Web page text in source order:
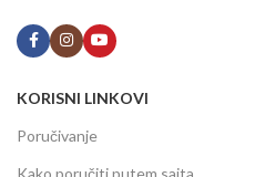
KORISNI LINKOVI
Poručivanje
Kako poručiti putem sajta